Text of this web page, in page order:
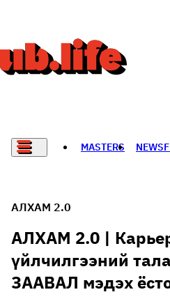
MASTERS
THE NEW YORK
НАДАД НЭГ
АЛХАМ 2.0
АЛХАМ 2.0 |
үйлчилгээний
ЗААВАЛ мэдэх